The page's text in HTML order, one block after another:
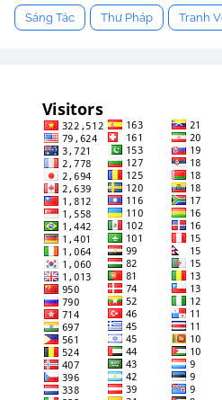
Sáng Tác Thư Pháp Tranh